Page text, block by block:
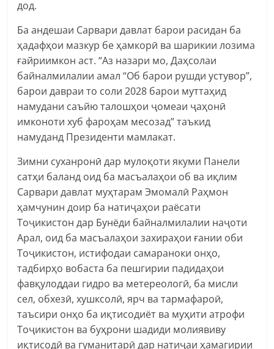
дод.
Ба андешаи Сарвари давлат барои расидан ба
ҳадафҳои мазкур бе ҳамкорӣ ва шарикии лозима
ғайриимкон аст. “Аз назари мо, Даҳсолаи
байналмилалии амал “Об барои рушди устувор”,
барои давраи то соли 2028 барои муттаҳид
намудани саъйю талошҳои ҷомеаи ҷаҳонӣ
имконоти хуб фароҳам месозад” таъкид
намуданд Президенти мамлакат.
Зимни суханронӣ дар мулоқоти якуми Панели
сатҳи баланд оид ба масъалаҳои об ва иқлим
Сарвари давлат муҳтарам Эмомалӣ Раҳмон
ҳамчунин доир ба натиҷаҳои раёсати
Тоҷикистон дар Бунёди байналмилалии наҷоти
Арал, оид ба масъалаҳои захираҳои ғании оби
Тоҷикистон, истифодаи самараноки онҳо,
тадбирҳо вобаста ба пешгирии падидаҳои
фавқулоддаи гидро ва метереологӣ, ба мисли
сел, обхезӣ, хушксолӣ, ярч ва тармафароӣ,
таъсири онҳо ба иқтисодиёт ва муҳити атрофи
Тоҷикистон ва буҳрони шадиди молиявиву
иқтисодӣ ва гуманитарӣ дар натиҷаи ҳамагирии